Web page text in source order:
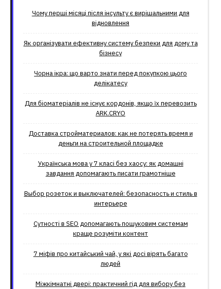
Чому перші місяці після інсульту є вирішальними для
відновлення
Як організувати ефективну систему безпеки для дому та
бізнесу
Чорна ікра: що варто знати перед покупкою цього
делікатесу
Для біоматеріалів не існує кордонів, якщо їх перевозить
ARK.CRYO
Доставка стройматериалов: как не потерять время и
деньги на строительной площадке
Українська мова у 7 класі без хаосу: як домашні
завдання допомагають писати грамотніше
Выбор розеток и выключателей: безопасность и стиль в
интерьере
Сутності в SEO допомагають пошуковим системам
краще розуміти контент
7 міфів про китайський чай, у які досі вірять багато
людей
Міжкімнатні двері: практичний гід для вибору без